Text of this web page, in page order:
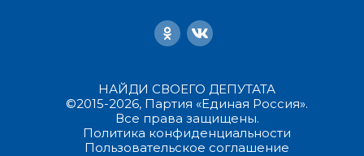
НАЙДИ СВОЕГО ДЕПУТАТА
©2015-2026, Партия «Единая Россия».
Все права защищены.
Политика конфиденциальности
Пользовательское соглашение